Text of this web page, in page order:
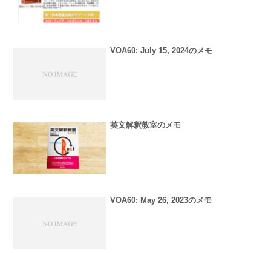
VOA60: July 15, 2024のメモ
英文解釈教室のメモ
VOA60: May 26, 2023のメモ